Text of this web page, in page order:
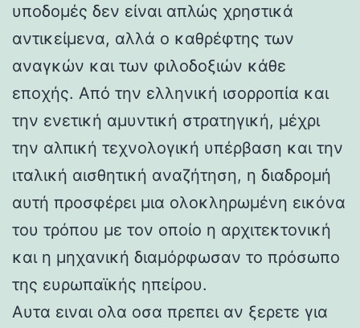
υποδομές δεν είναι απλώς χρηστικά
αντικείμενα, αλλά ο καθρέφτης των
αναγκών και των φιλοδοξιών κάθε
εποχής. Από την ελληνική ισορροπία και
την ενετική αμυντική στρατηγική, μέχρι
την αλπική τεχνολογική υπέρβαση και την
ιταλική αισθητική αναζήτηση, η διαδρομή
αυτή προσφέρει μια ολοκληρωμένη εικόνα
του τρόπου με τον οποίο η αρχιτεκτονική
και η μηχανική διαμόρφωσαν το πρόσωπο
της ευρωπαϊκής ηπείρου.
Αυτα ειναι ολα οσα πρεπει αν ξερετε για